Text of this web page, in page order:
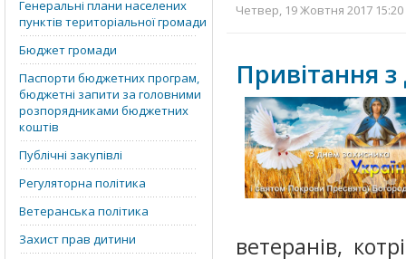
Генеральні плани населених
пунктів територіальної громади
Бюджет громади
Паспорти бюджетних програм,
бюджетні запити за головними
розпорядниками бюджетних
коштів
Публічні закупівлі
Регуляторна політика
Ветеранська політика
Захист прав дитини
Четвер, 19 Жовтня 2017
Привітання
ветеранів,